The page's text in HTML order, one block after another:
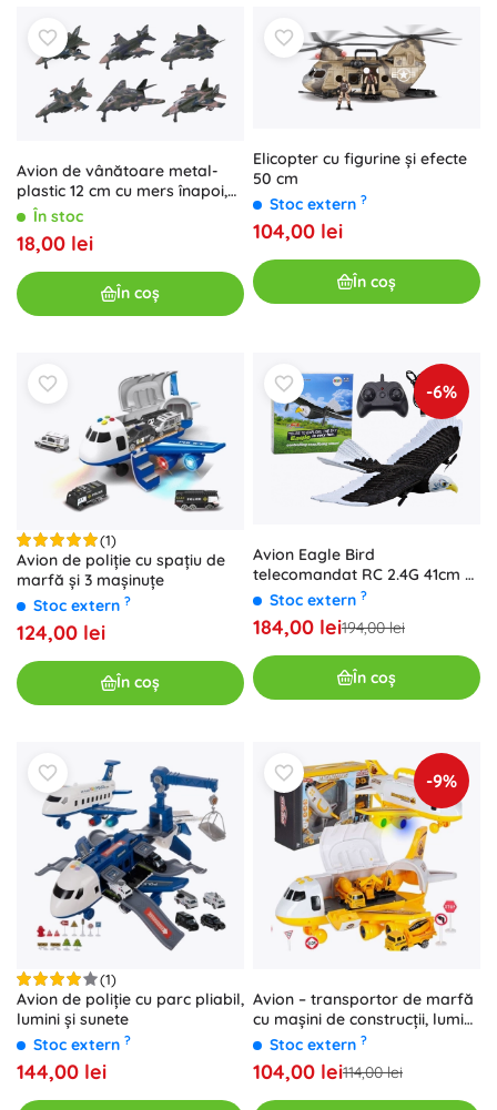
Avion de vânătoare metal-
plastic 12 cm cu mers înapoi,
mix de tipuri 6 bucăți în cutie
În stoc
18,00 lei
În coș
Elicopter cu figurine și efecte
50 cm
Stoc extern ?
104,00 lei
În coș
(1)
Avion de poliție cu spațiu de
marfă și 3 mașinuțe
Stoc extern ?
124,00 lei
În coș
-6%
Avion Eagle Bird
telecomandat RC 2.4G 41cm x
28cm x 5cm
Stoc extern ?
184,00 lei194,00 lei
În coș
(1)
Avion de poliție cu parc pliabil,
lumini și sunete
Stoc extern ?
144,00 lei
-9%
Avion – transportor de marfă
cu mașini de construcții, lumini
și sunete
Stoc extern ?
104,00 lei114,00 lei